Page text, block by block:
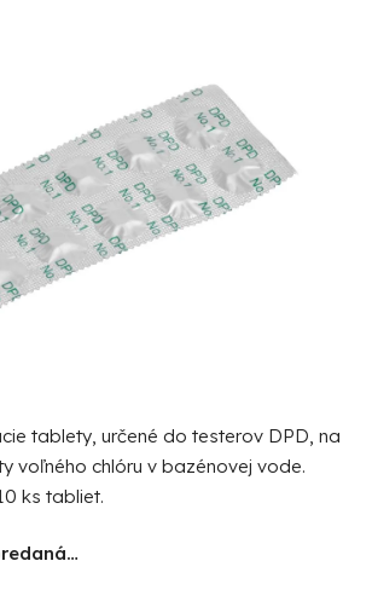
tablety, určené do testerov DPD, na
voľného chlóru v bazénovej vode.
ks tabliet.